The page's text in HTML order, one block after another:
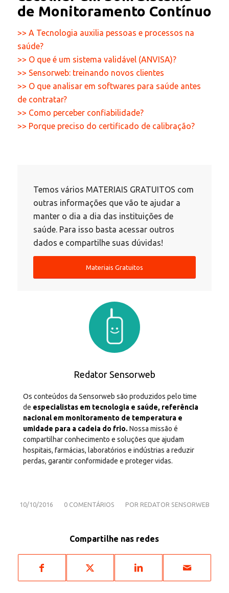
de Monitoramento Contínuo
>> A Tecnologia auxilia pessoas e processos na
saúde?
>> O que é um sistema validável (ANVISA)?
>> Sensorweb: treinando novos clientes
>> O que analisar em softwares para saúde antes
de contratar?
>> Como perceber confiabilidade?
>> Porque preciso do certificado de calibração?
Temos vários MATERIAIS GRATUITOS com
outras informações que vão te ajudar a
manter o dia a dia das instituições de
saúde. Para isso basta acessar outros
dados e compartilhe suas dúvidas!
Materiais Gratuitos
Redator Sensorweb
Os conteúdos da Sensorweb são produzidos pelo time
de especialistas em tecnologia e saúde, referência
nacional em monitoramento de temperatura e
umidade para a cadeia do frio. Nossa missão é
compartilhar conhecimento e soluções que ajudam
hospitais, farmácias, laboratórios e indústrias a reduzir
perdas, garantir conformidade e proteger vidas.
10/10/2016
/ 0 COMENTÁRIOS
/ POR REDATOR SENSORWEB
Compartilhe nas redes